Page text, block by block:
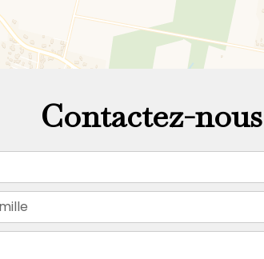
Contactez-nous